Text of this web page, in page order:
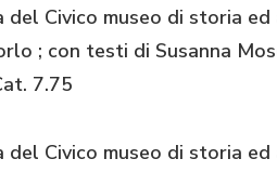
del Civico museo di storia
; con testi di Susanna
7.75
del Civico museo di storia